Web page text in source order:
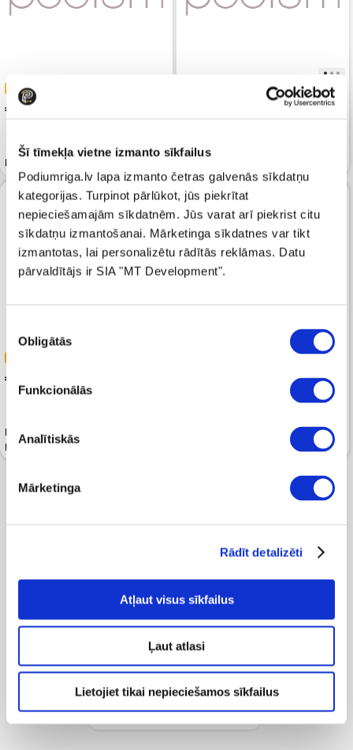
Šī tīmekļa vietne izmanto sīkfailus
Podiumriga.lv lapa izmanto četras galvenās sīkdatņu
kategorijas. Turpinot pārlūkot, jūs piekrītat
nepieciešamajām sīkdatnēm. Jūs varat arī piekrist citu
sīkdatņu izmantošanai. Mārketinga sīkdatnes var tikt
izmantotas, lai personalizētu rādītās reklāmas. Datu
pārvaldītājs ir SIA "MT Development".
izvēle
Obligātās
Funkcionālās
Analītiskās
Mārketinga
Rādīt detalizēti
Atļaut visus sīkfailus
Ļaut atlasi
Lietojiet tikai nepieciešamos sīkfailus
-50%
65.00
Bikses FLY GIRL Beige
Bikses FLY GIRL Printed
Multicolor
Bikses FLY GIRL Printed
79.99 159.99
Bikses FLY GIRL 31175 01 White